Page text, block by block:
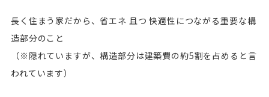
長く住まう家だから、省エネ 且つ 快適性につながる重要な構
造部分のこと
（※隠れていますが、構造部分は建築費の約5割を占めると言
われています）